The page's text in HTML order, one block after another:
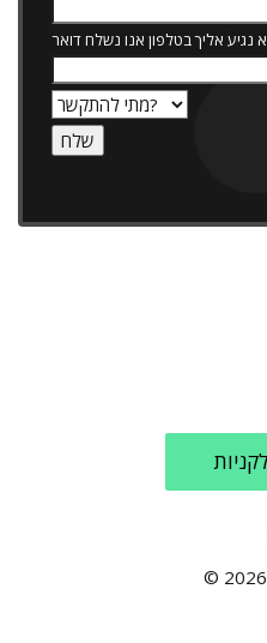
אליך בטלפון אנו נשלח דואר